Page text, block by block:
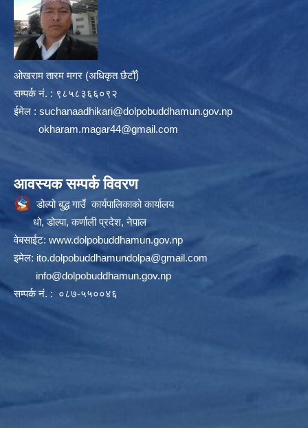
ओखराम तारम मगर (अधिकृत छैटौँ)
सम्पर्क न‌ं. : ९८५८३६६०९२
ईमेल : suchanaadhikari@dolpobuddhamun.gov.np
okharam.magar44@gmail.com
आवस्यक सम्पर्क विवरण
डोल्पो बुद्ध गाउँ कार्यपालिकाको कार्यालय
धो, डोल्पा, कर्णाली प्रदेश, नेपाल
वेबसाईट: www.dolpobuddhamun.gov.np
इमेल: ito.dolpobuddhamundolpa@gmail.com
info@dolpobuddhamun.gov.np
सम्पर्क नं. : ०८७-५५००४६